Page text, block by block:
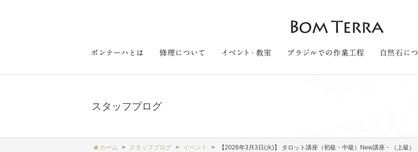
スタッフブログ
ホーム スタッフブログ イベント 【2026年3月3日(火)】 タロット講座（初級・中級）New講座・（上級）